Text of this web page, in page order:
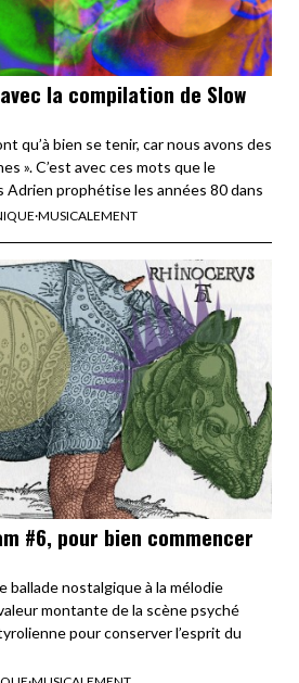
la compilation de Slow
qu’à bien se tenir, car nous avons des
». C’est avec ces mots que le
Adrien prophétise les années 80 dans
·MUSICALEMENT
#6, pour bien commencer
ballade nostalgique à la mélodie
montante de la scène psyché
pour conserver l’esprit du